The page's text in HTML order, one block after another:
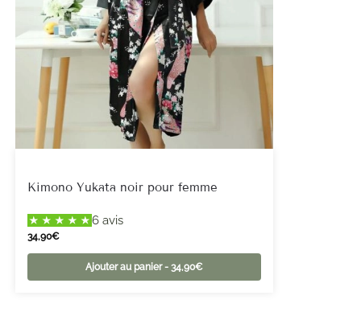
Kimono Yukata noir pour femme
6 avis
34,90€
Ajouter au panier - 34,90€